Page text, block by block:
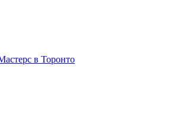
в Торонто